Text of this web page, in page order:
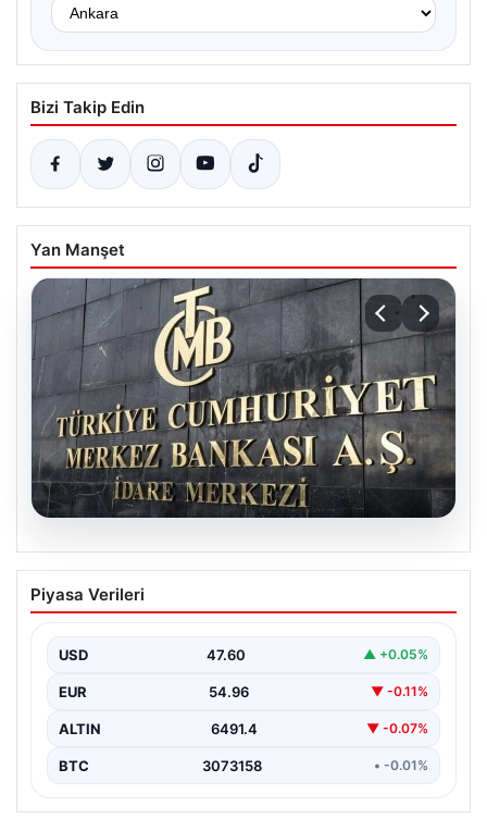
Bizi Takip Edin
Yan Manşet
Merkez Bankası faiz kararı ne zaman?
Ekonomistlerin nisan ayı faiz beklentisi
Piyasa Verileri
USD 47.60 ▲ +0.05%
EUR 54.96 ▼ -0.11%
ALTIN 6491.4 ▼ -0.07%
BTC 3073158 • -0.01%